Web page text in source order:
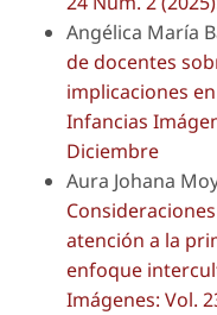
Angélica María
de docentes
implicaciones
Infancias
Diciembre
Aura Johana
atención a la
enfoque
Imágenes: Vol.